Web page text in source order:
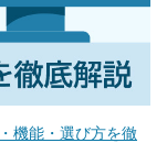
機能・選び方を徹